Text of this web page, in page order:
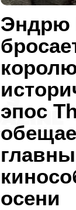
Эндрю
эпос
осени